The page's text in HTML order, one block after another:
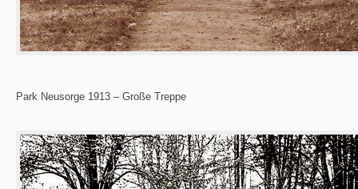
Park Neusorge 1913 – Große Treppe